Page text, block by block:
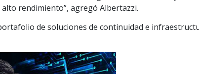
rendimiento”, agregó Albertazzi.
de soluciones de continuidad e